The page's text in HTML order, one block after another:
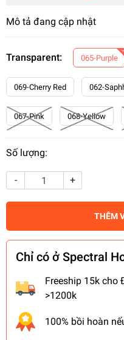
Mô tả đang cập nhật
Transparent: 065-Purple
069-Cherry Red 062-
067-Pink 068-Yellow
Số lượng:
- +
THÊM
Chỉ có ở Spectral
Freeship 15k cho
>1200k
100% bồi hoàn